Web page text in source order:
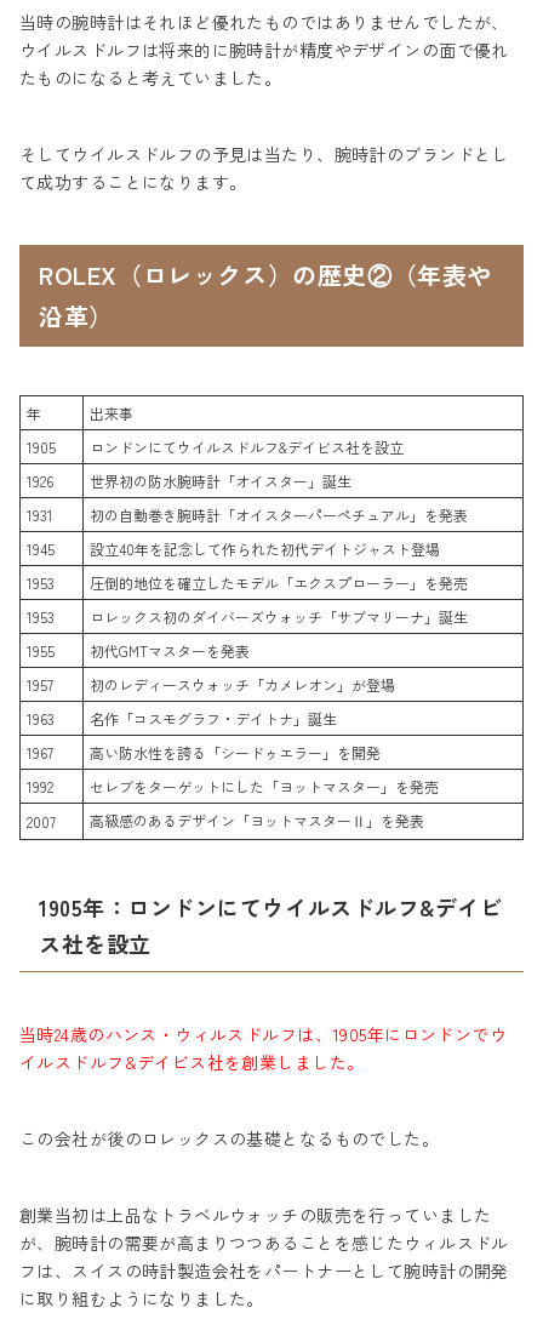
当時の腕時計はそれほど優れたものではありませんでしたが、
ウイルスドルフは将来的に腕時計が精度やデザインの面で優れ
たものになると考えていました。
そしてウイルスドルフの予見は当たり、腕時計のブランドとし
て成功することになります。
ROLEX（ロレックス）の歴史②（年表や
沿革）
年
出来事
1905
ロンドンにてウイルスドルフ&デイビス社を設立
1926
世界初の防水腕時計「オイスター」誕生
1931
初の自動巻き腕時計「オイスターパーペチュアル」を発表
1945
設立40年を記念して作られた初代デイトジャスト登場
1953
圧倒的地位を確立したモデル「エクスプローラー」を発売
1953
ロレックス初のダイバーズウォッチ「サブマリーナ」誕生
1955
初代GMTマスターを発表
1957
初のレディースウォッチ「カメレオン」が登場
1963
名作「コスモグラフ・デイトナ」誕生
1967
高い防水性を誇る「シードゥエラー」を開発
1992
セレブをターゲットにした「ヨットマスター」を発売
2007
高級感のあるデザイン「ヨットマスターⅡ」を発表
1905年：ロンドンにてウイルスドルフ&デイビ
ス社を設立
当時24歳のハンス・ウィルスドルフは、1905年にロンドンでウ
イルスドルフ&デイビス社を創業しました。
この会社が後のロレックスの基礎となるものでした。
創業当初は上品なトラベルウォッチの販売を行っていました
が、腕時計の需要が高まりつつあることを感じたウィルスドル
フは、スイスの時計製造会社をパートナーとして腕時計の開発
に取り組むようになりました。